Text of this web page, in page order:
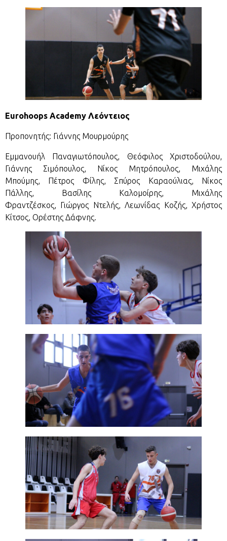
Eurohoops Academy Λεόντειος
Προπονητής: Γιάννης Μουρμούρης
Εμμανουήλ Παναγιωτόπουλος, Θεόφιλος Χριστοδούλου,
Γιάννης Σιμόπουλος, Νίκος Μητρόπουλος, Μιχάλης
Μπούμης, Πέτρος Φίλης, Σπύρος Καραούλιας, Νίκος
Πάλλης, Βασίλης Καλομοίρης, Μιχάλης
Φραντζέσκος, Γιώργος Ντελής, Λεωνίδας Κοζής, Χρήστος
Κίτσος, Ορέστης Δάφνης.